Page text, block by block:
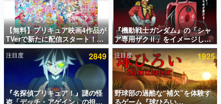
電ファミのいま読まれている記事ランキング
アプリセール情報
インタビュー
連載・特集一覧
殿堂入り記事
SNS拡散数が数千以上！ ページビュー数万以上！ などな
ど。多くの人々に読まれた、電ファミ渾身の“殿堂入り”記
【無料】プリキュア映画4作品が
TVerで新たに配信スタート！な
んと2018年～2024年の映画ほぼ
すべてが見放題に、ぶっちゃけ
ありえないラインナップ
『機動戦士ガンダム』の「シャ
ア専用ザクⅡ」をイメージした
散水ホースリールが予約開始。
本体にはシャアのパーソナルマ
ークやジオン公国軍のエンブレ
ム、型式番号などを配置
注目度 2849
『名探偵プリキュア！』謎の怪
盗「デッチ・アゲイン」の担当
注目度 1925
野球部の過酷な“補欠”を体験す
るゲーム『球ひろい